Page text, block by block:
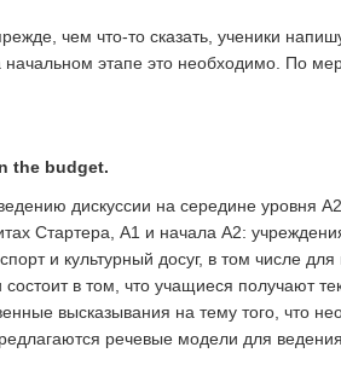
чем что-то сказать, ученики
этапе это необходимо. По
the budget.
дискуссии на середине уровня
Стартера, А1 и начала А2:
и культурный досуг, в том числе
состоит в том, что учащиеся получают
высказывания на тему того, что
речевые модели для